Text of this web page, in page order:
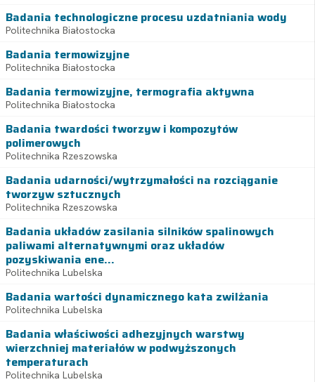
Badania technologiczne procesu uzdatniania wody
Politechnika Białostocka
Badania termowizyjne
Politechnika Białostocka
Badania termowizyjne, termografia aktywna
Politechnika Białostocka
Badania twardości tworzyw i kompozytów
polimerowych
Politechnika Rzeszowska
Badania udarności/wytrzymałości na rozciąganie
tworzyw sztucznych
Politechnika Rzeszowska
Badania układów zasilania silników spalinowych
paliwami alternatywnymi oraz układów
pozyskiwania ene...
Politechnika Lubelska
Badania wartości dynamicznego kata zwilżania
Politechnika Lubelska
Badania właściwości adhezyjnych warstwy
wierzchniej materiałów w podwyższonych
temperaturach
Politechnika Lubelska